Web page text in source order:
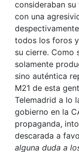
consideraban
con una
todos los foros
su cierre. Como
solamente
sino auténtica
M21 de esta
Telemadrid a lo
gobierno en la
propaganda,
descarada a
alguna duda a